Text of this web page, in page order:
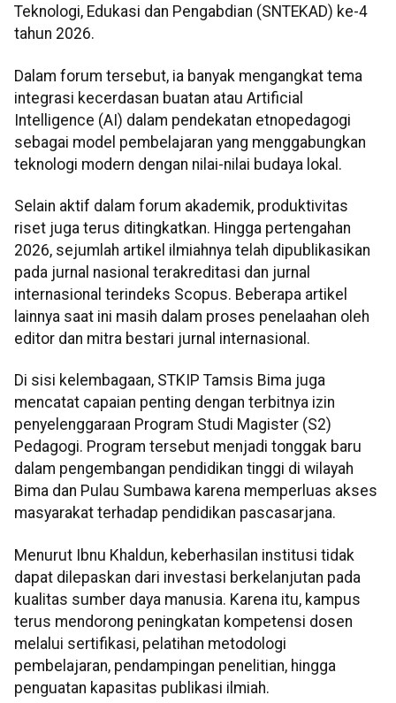
Teknologi, Edukasi dan Pengabdian (SNTEKAD) ke-4
tahun 2026.
Dalam forum tersebut, ia banyak mengangkat tema
integrasi kecerdasan buatan atau Artificial
Intelligence (AI) dalam pendekatan etnopedagogi
sebagai model pembelajaran yang menggabungkan
teknologi modern dengan nilai-nilai budaya lokal.
Selain aktif dalam forum akademik, produktivitas
riset juga terus ditingkatkan. Hingga pertengahan
2026, sejumlah artikel ilmiahnya telah dipublikasikan
pada jurnal nasional terakreditasi dan jurnal
internasional terindeks Scopus. Beberapa artikel
lainnya saat ini masih dalam proses penelaahan oleh
editor dan mitra bestari jurnal internasional.
Di sisi kelembagaan, STKIP Tamsis Bima juga
mencatat capaian penting dengan terbitnya izin
penyelenggaraan Program Studi Magister (S2)
Pedagogi. Program tersebut menjadi tonggak baru
dalam pengembangan pendidikan tinggi di wilayah
Bima dan Pulau Sumbawa karena memperluas akses
masyarakat terhadap pendidikan pascasarjana.
Menurut Ibnu Khaldun, keberhasilan institusi tidak
dapat dilepaskan dari investasi berkelanjutan pada
kualitas sumber daya manusia. Karena itu, kampus
terus mendorong peningkatan kompetensi dosen
melalui sertifikasi, pelatihan metodologi
pembelajaran, pendampingan penelitian, hingga
penguatan kapasitas publikasi ilmiah.